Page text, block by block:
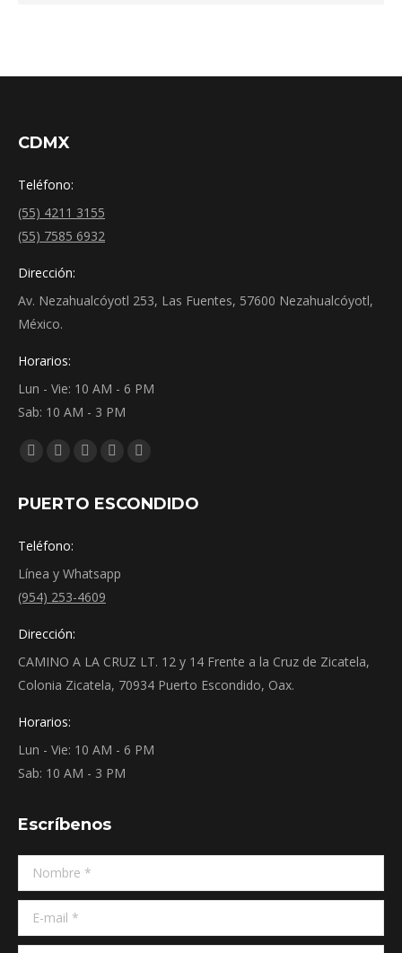
CDMX
Teléfono:
(55) 4211 3155
(55) 7585 6932
Dirección:
Av. Nezahualcóyotl 253, Las Fuentes, 57600 Nezahualcóyotl,
México.
Horarios:
Lun - Vie: 10 AM - 6 PM
Sab: 10 AM - 3 PM
Encuéntranos en:
Facebook
opens
new
window
YouTube
opens
new
window
Instagram
opens
window
Mail
opens
window
Whatsapp
opens
PUERTO ESCONDIDO
Teléfono:
Línea y Whatsapp
(954) 253-4609
Dirección:
CAMINO A LA CRUZ LT. 12 y 14 Frente a la Cruz de Zicatela,
Colonia Zicatela, 70934 Puerto Escondido, Oax.
Horarios:
Lun - Vie: 10 AM - 6 PM
Sab: 10 AM - 3 PM
Escríbenos
Nombre *
E-mail *